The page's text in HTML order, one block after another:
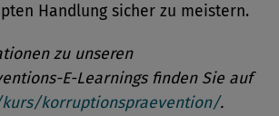
Handlung sicher zu meistern.
zu unseren
E-Learnings finden Sie auf
korruptionspraevention/.